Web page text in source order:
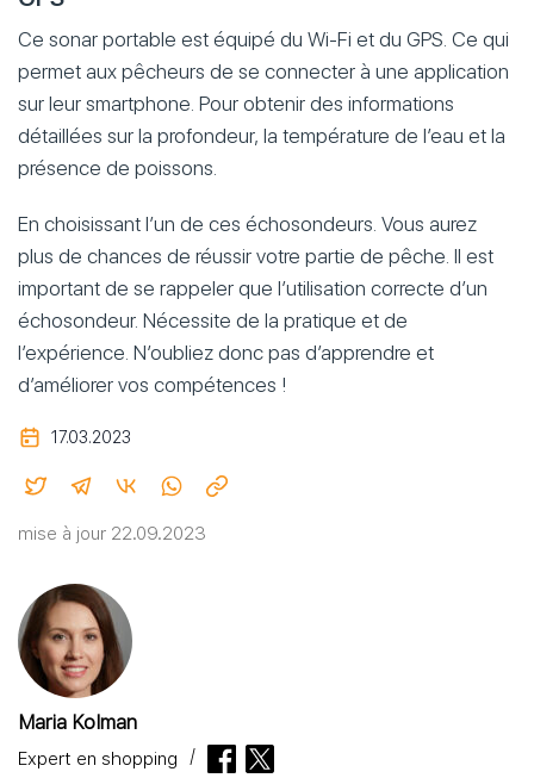
Ce sonar portable est équipé du Wi-Fi et du GPS. Ce qui
permet aux pêcheurs de se connecter à une application
sur leur smartphone. Pour obtenir des informations
détaillées sur la profondeur, la température de l’eau et la
présence de poissons.
En choisissant l’un de ces échosondeurs. Vous aurez
plus de chances de réussir votre partie de pêche. Il est
important de se rappeler que l’utilisation correcte d’un
échosondeur. Nécessite de la pratique et de
l’expérience. N’oubliez donc pas d’apprendre et
d’améliorer vos compétences !
17.03.2023
mise à jour 22.09.2023
Maria Kolman
Expert en shopping